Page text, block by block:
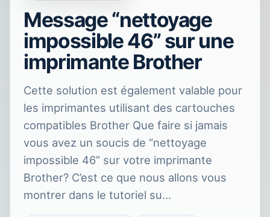
Message “nettoyage
impossible 46” sur une
imprimante Brother
Cette solution est également valable pour
les imprimantes utilisant des cartouches
compatibles Brother Que faire si jamais
vous avez un soucis de “nettoyage
impossible 46” sur votre imprimante
Brother? C’est ce que nous allons vous
montrer dans le tutoriel su…